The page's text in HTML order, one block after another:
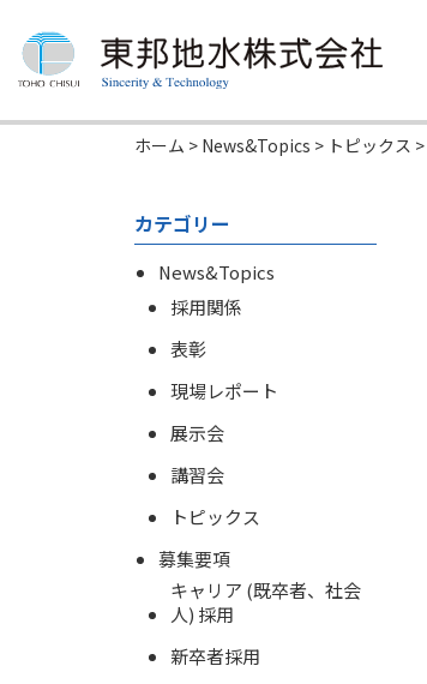
ホーム > News&Topics > トピックス >
カテゴリー
News&Topics
採用関係
表彰
現場レポート
展示会
講習会
トピックス
募集要項
キャリア (既卒者、社会
人) 採用
新卒者採用